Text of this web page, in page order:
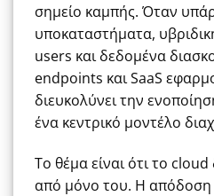
σημείο καμπής. Όταν
υποκαταστήματα,
users και δεδομένα
endpoints και SaaS
διευκολύνει την
ένα κεντρικό μοντέλο
Το θέμα είναι ότι το
από μόνο του. Η απόδοση